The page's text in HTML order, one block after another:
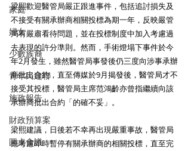
家庭
婦女
少數族裔
青年民建聯
施政報告
財政預算案
圓桌會議
梁熙歡迎醫管局嚴正跟進事件，包括追討損失及
不接受有關承辦商相關投標為期一年，反映嚴管
局有嚴肅看待問題，並在投標制度中加入考慮過
去表現的許分準則。然而，手術燈塌下事件於今
年2月發生，雖然醫管局事發後仍三度向涉事承辦
商批出合約，直至傳媒於9月揭發後，醫管局才不
接受其投標，醫管局主席范鴻齡亦曾指繼續向該
承辦商批出合約「的確不妥」。
梁熙建議，日後若不幸再出現嚴重事故，醫管局
應考慮即時暫停有關承辦商的相關投標，直至完